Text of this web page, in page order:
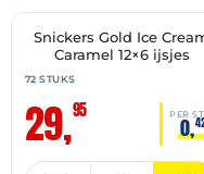
🔥 OP=OP
Snickers Gold Ice
Caramel 12×6 ijsjes
72 STUKS
29,95 PER
0,